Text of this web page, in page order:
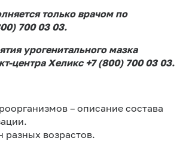
только врачом по
700 03 03.
урогенитального мазка
центра Хеликс +7 (800) 700 03 03.
– описание состава
возрастов.